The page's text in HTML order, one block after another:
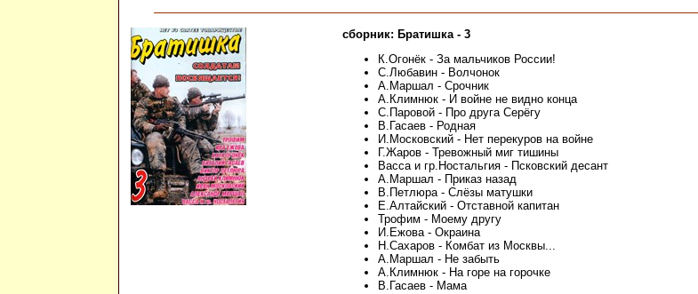
сборник: Братишка - 3
К.Огонёк - За мальчиков России!
С.Любавин - Волчонок
А.Маршал - Срочник
А.Климнюк - И войне не видно конца
С.Паровой - Про друга Серёгу
В.Гасаев - Родная
И.Московский - Нет перекуров на войне
Г.Жаров - Тревожный миг тишины
Васса и гр.Ностальгия - Псковский десант
А.Маршал - Приказ назад
В.Петлюра - Слёзы матушки
Е.Алтайский - Отставной капитан
Трофим - Моему другу
И.Ежова - Окраина
Н.Сахаров - Комбат из Москвы...
А.Маршал - Не забыть
А.Климнюк - На горе на горочке
В.Гасаев - Мама